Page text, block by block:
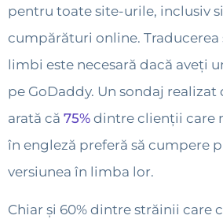
pentru toate site-urile, inclusiv
cumpărături online.
limbi este necesară dacă aveți
pe GoDaddy. Un sondaj realizat
arată că 75% dintre clienții care
în engleză preferă să cumpere
versiunea în limba lor.
Chiar și 60% dintre străinii care